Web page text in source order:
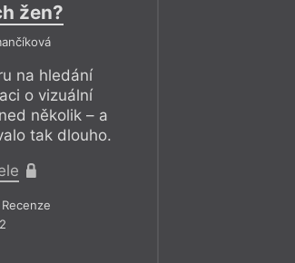
žen?
na hledání
o vizuální
několik – a
tak dlouho.